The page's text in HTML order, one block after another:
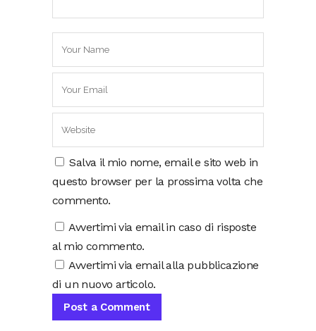
Salva il mio nome, email e sito web in
questo browser per la prossima volta che
commento.
Avvertimi via email in caso di risposte
al mio commento.
Avvertimi via email alla pubblicazione
di un nuovo articolo.